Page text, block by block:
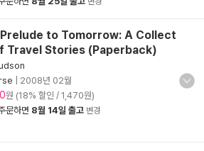
to Tomorrow: A Collect
Travel Stories (Paperback)
2008년 02월
원 (18% 할인 / 1,470원)
문하면 8월 14일 출고 변경